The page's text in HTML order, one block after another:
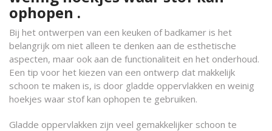
ophopen .
Bij het ontwerpen van een keuken of badkamer is het
belangrijk om niet alleen te denken aan de esthetische
aspecten, maar ook aan de functionaliteit en het onderhoud.
Een tip voor het kiezen van een ontwerp dat makkelijk
schoon te maken is, is door gladde oppervlakken en weinig
hoekjes waar stof kan ophopen te gebruiken.
Gladde oppervlakken zijn veel gemakkelijker schoon te